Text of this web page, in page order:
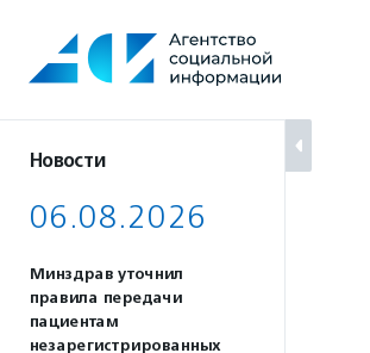
содержанию
Новости
06.08.2026
Минздрав уточнил
правила передачи
пациентам
незарегистрированных